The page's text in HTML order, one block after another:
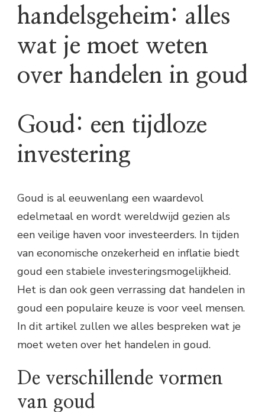
handelsgeheim: alles
wat je moet weten
over handelen in goud
Goud: een tijdloze
investering
Goud is al eeuwenlang een waardevol
edelmetaal en wordt wereldwijd gezien als
een veilige haven voor investeerders. In tijden
van economische onzekerheid en inflatie biedt
goud een stabiele investeringsmogelijkheid.
Het is dan ook geen verrassing dat handelen in
goud een populaire keuze is voor veel mensen.
In dit artikel zullen we alles bespreken wat je
moet weten over het handelen in goud.
De verschillende vormen
van goud